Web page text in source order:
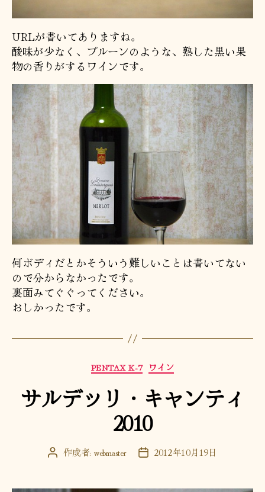
URLが書いてありますね。
酸味が少なく、プルーンのような、熟した黒い果
物の香りがするワインです。
何ボディだとかそういう難しいことは書いてない
ので分からなかったです。
裏面みてぐぐってください。
おしかったです。
カ
テ
リ
ー
PENTAX K-7 ワイン
サルデッリ・キャンティ
2010
投 作成者: webmaster
投 2012年10月19日